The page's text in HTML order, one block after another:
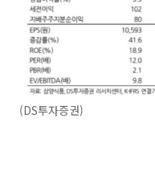
(DS투자증권)